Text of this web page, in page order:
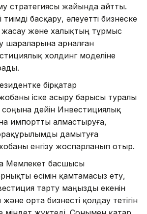
стратегиясы жайында айтты.
басқару, әлеуетті бизнеске
және халықтың тұрмыс
шараларына арналған
холдинг моделіне
бірқатар
іске асыру барысы туралы
дейін Инвестициялық
импортты алмастыруға,
дамытуға
енгізу жоспарланып отыр.
Мемлекет басшысы
өсімін қамтамасыз ету,
тарту маңызды екенін
орта бизнесті қолдау тетігін